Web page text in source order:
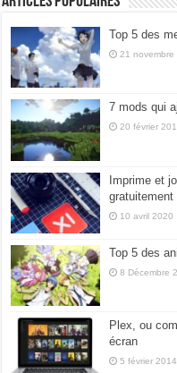
Top 5 des
21 novembre
7 mods qui
20 février
Imprime et
gratuitement
10 avril 2020
Top 5 des
8 Décembre
Plex, ou
écran
5 février 2014